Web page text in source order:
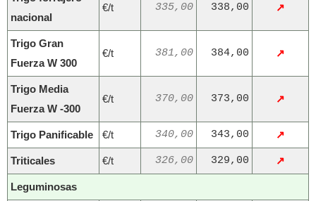
nacional
€/t 335,00 338,00 ↗
Trigo Gran
Fuerza W 300
€/t 381,00 384,00 ↗
Trigo Media
Fuerza W -300
€/t 370,00 373,00 ↗
Trigo Panificable €/t 340,00 343,00 ↗
Triticales €/t 326,00 329,00 ↗
Leguminosas